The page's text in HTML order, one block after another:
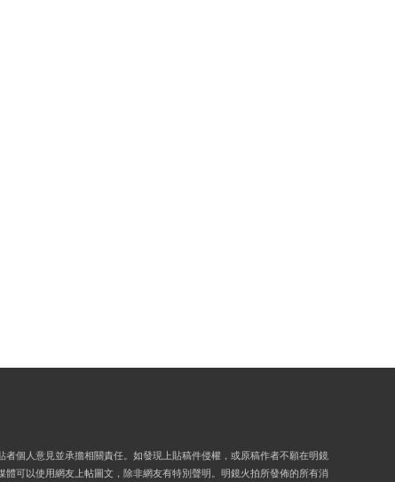
個人意見並承擔相關責任。如發現上貼稿件侵權，或原稿作者不願在明鏡
可以使用網友上帖圖文，除非網友有特別聲明。明鏡火拍所發佈的所有消